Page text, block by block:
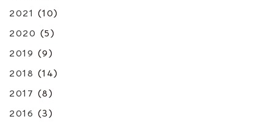
2021 (10)
2020 (5)
2019 (9)
2018 (14)
2017 (8)
2016 (3)